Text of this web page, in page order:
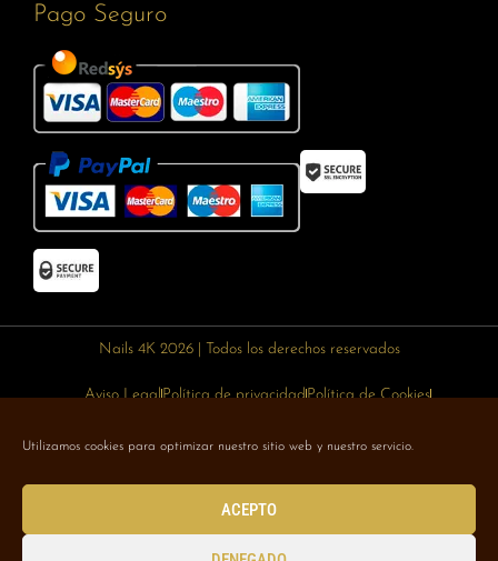
Utilizamos cookies para optimizar nuestro sitio web y nuestro servicio.
ACEPTO
Pago Seguro
Nails 4K 2026 | Todos los derechos reservados
Aviso LegalPolítica de privacidadPolítica de Cookies